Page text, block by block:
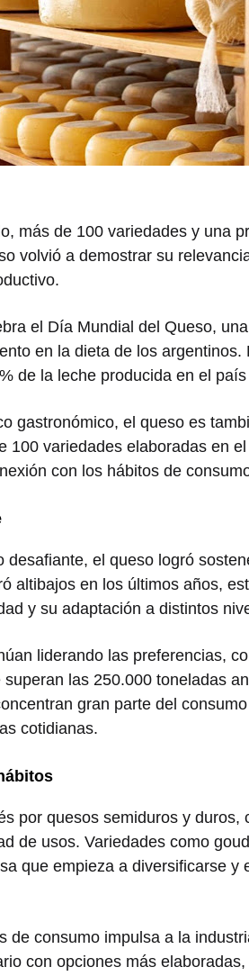
más de 100 variedades y una
volvió a demostrar su
el Día Mundial del Queso,
en la dieta de los
de la leche producida en el
gastronómico, el queso es
100 variedades elaboradas en
con los hábitos de
desafiante, el queso logró
altibajos en los últimos años,
y su adaptación a distintos
liderando las preferencias,
las 250.000 toneladas
gran parte del
cotidianas.
por quesos semiduros y duros,
de usos. Variedades como
que empieza a diversificarse y
de consumo impulsa a la
con opciones más